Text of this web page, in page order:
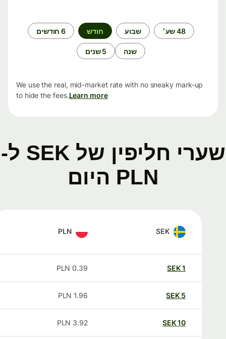
48 שע׳ שבוע חודש 6 חודשים
שנה 5 שנים
We use the real, mid-market rate with no sneaky mark-up
to hide the fees.Learn more
שערי חליפין של SEK ל-
PLN היום
SEK
PLN
SEK
0.39
PLN
SEK
1.96
PLN
SEK
3.92
PLN